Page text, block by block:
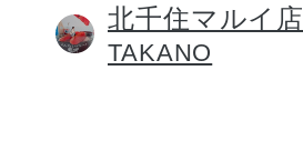
北千住マルイ店
TAKANO